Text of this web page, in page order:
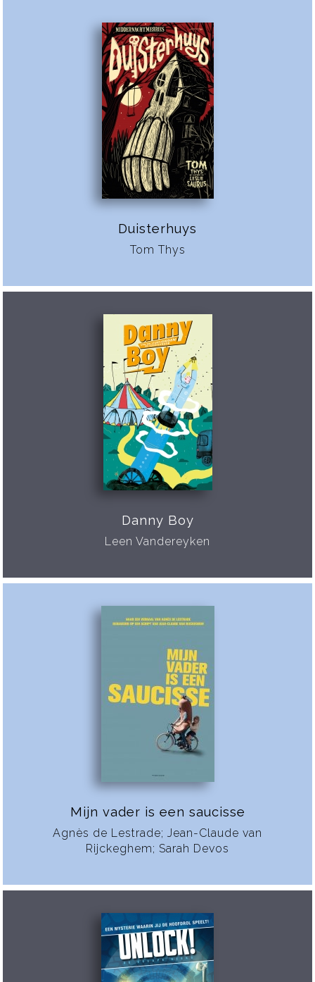
Duisterhuys
Tom Thys
Danny Boy
Leen Vandereyken
Mijn vader is een saucisse
Agnès de Lestrade; Jean-Claude van
Rijckeghem; Sarah Devos